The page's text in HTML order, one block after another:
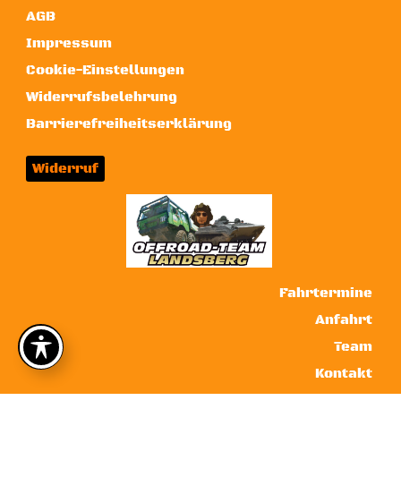
AGB
Impressum
Cookie-Einstellungen
Widerrufsbelehrung
Barrierefreiheitserklärung
Widerruf
Fahrtermine
Anfahrt
Team
Kontakt